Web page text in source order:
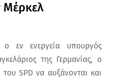
Μέρκελ
εν ενεργεία υπουργός
της Γερμανίας, ο
SPD να αυξάνονται και